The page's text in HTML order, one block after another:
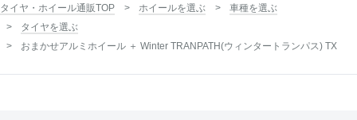
タイヤ・ホイール通販TOP ホイールを選ぶ
車種を選ぶ
タイヤを選ぶ
おまかせアルミホイール ＋ Winter TRANPATH(ウィンタートランパス) TX